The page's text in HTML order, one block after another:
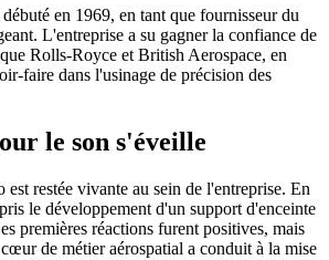
débuté en 1969, en tant que fournisseur du
L'entreprise a su gagner la confiance de
Rolls-Royce et British Aerospace, en
faire dans l'usinage de précision des
le son s'éveille
restée vivante au sein de l'entreprise. En
le développement d'un support d'enceinte
premières réactions furent positives, mais
de métier aérospatial a conduit à la mise